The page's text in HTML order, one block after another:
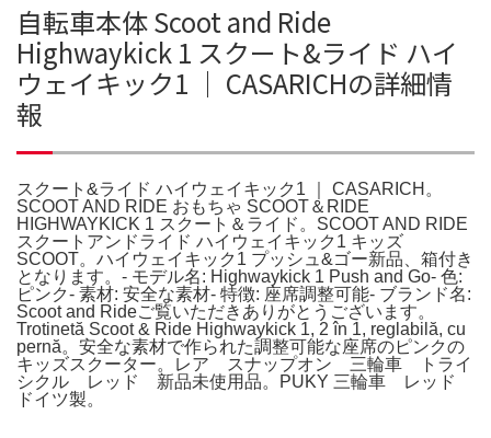
自転車本体 Scoot and Ride
Highwaykick 1 スクート&ライド ハイ
ウェイキック1 ｜ CASARICHの詳細情
報
スクート&ライド ハイウェイキック1 ｜ CASARICH。
SCOOT AND RIDE おもちゃ SCOOT＆RIDE
HIGHWAYKICK 1 スクート＆ライド。SCOOT AND RIDE
スクートアンドライド ハイウェイキック1 キッズ
SCOOT。ハイウェイキック1 プッシュ&ゴー新品、箱付き
となります。- モデル名: Highwaykick 1 Push and Go- 色:
ピンク- 素材: 安全な素材- 特徴: 座席調整可能- ブランド名:
Scoot and Rideご覧いただきありがとうございます。
Trotinetă Scoot & Ride Highwaykick 1, 2 în 1, reglabilă, cu
pernă。安全な素材で作られた調整可能な座席のピンクの
キッズスクーター。レア スナップオン 三輪車 トライ
シクル レッド 新品未使用品。PUKY 三輪車 レッド
ドイツ製。